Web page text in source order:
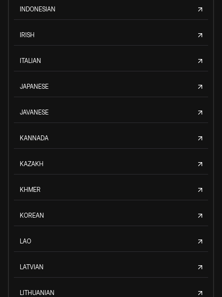
INDONESIAN
IRISH
ITALIAN
JAPANESE
JAVANESE
KANNADA
KAZAKH
KHMER
KOREAN
LAO
LATVIAN
LITHUANIAN